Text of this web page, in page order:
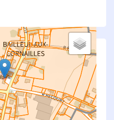
aménagées par le projet
compte : bâti, voirie,
bassins — impacts